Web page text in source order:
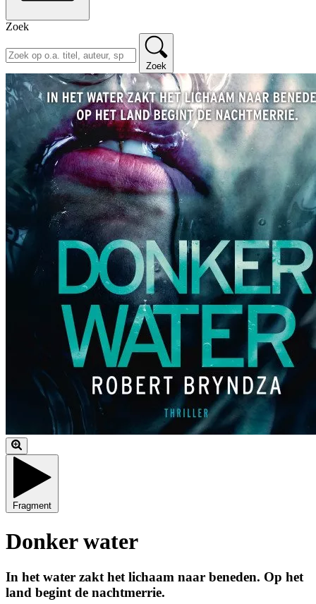
Zoek
Zoek
Fragment
Donker water
In het water zakt het lichaam naar beneden. Op het
land begint de nachtmerrie.